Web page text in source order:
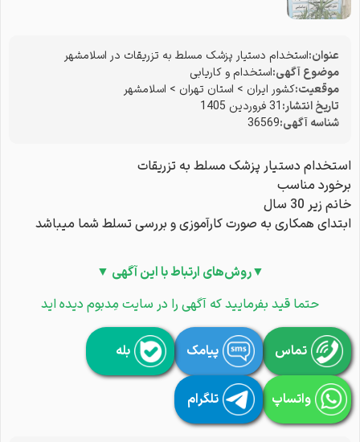
عنوان:استخدام دستیار پزشک مسلط به تزریقات در اسلامشهر
موضوع آگهی:استخدام و کاریابی
موقعیت:کشور ایران > استان تهران > اسلامشهر
تاریخ انتشار:31 فروردین 1405
شناسه آگهی:36569
استخدام دستیار پزشک مسلط به تزریقات
برخورد مناسب
خانم زیر 30 سال
ابتدای همکاری به صورت کارآموزی و بررسی تسلط شما میباشد
▼روش‌های ارتباط با این آگهی ▼
حتما قید بفرمایید که آگهی را در سایت مِدبوم دیده اید
تماس پیامک بله
واتساپ تلگرام